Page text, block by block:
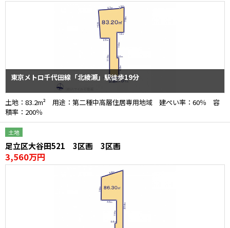
東京メトロ千代田線「北綾瀬」駅徒歩19分
土地：83.2m² 用途：第二種中高層住居専用地域 建ぺい率：60％ 容
積率：200％
土地
足立区大谷田521 3区画 3区画
3,560万円